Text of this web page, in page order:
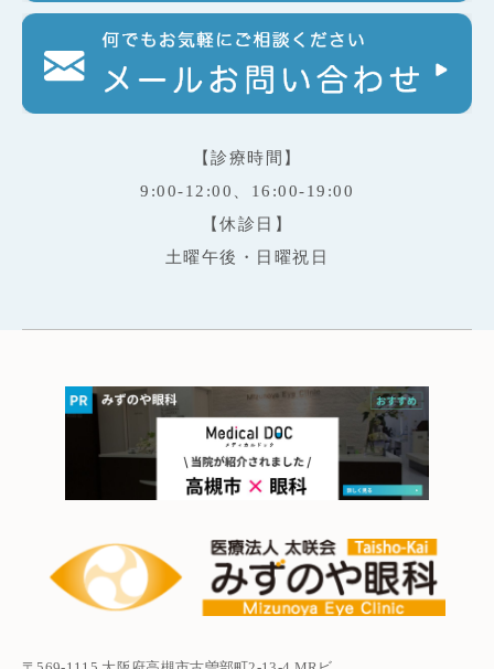
【診療時間】
9:00-12:00、16:00-19:00
【休診日】
土曜午後・日曜祝日